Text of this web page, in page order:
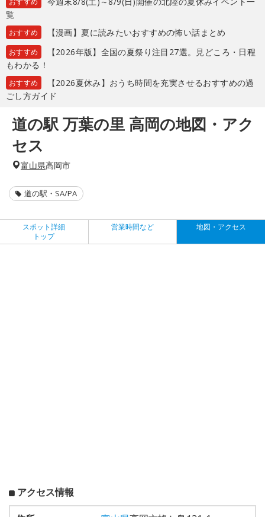
覧
おすすめ 【漫画】夏に読みたいおすすめの怖い話まとめ
おすすめ
【2026年版】全国の夏祭り注目27選。見どころ・日程
もわかる！
おすすめ
【2026夏休み】おうち時間を充実させるおすすめの過
ごし方ガイド
道の駅 万葉の里 高岡の地図・アク
セス
富山県高岡市
道の駅・SA/PA
スポット詳細
トップ
営業時間など 地図・アクセス
アクセス情報